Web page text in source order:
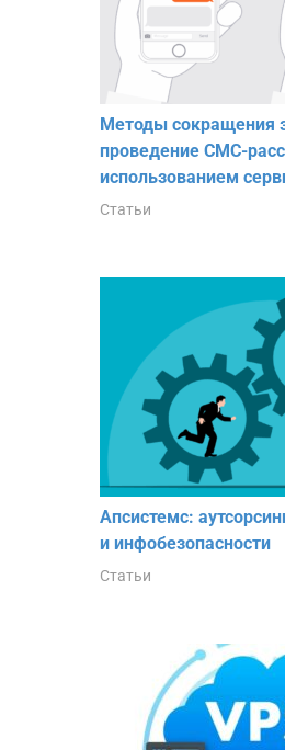
Методы сокращения
проведение СМС-
использованием
Статьи
Апсистемс:
и инфобезопасности
Статьи